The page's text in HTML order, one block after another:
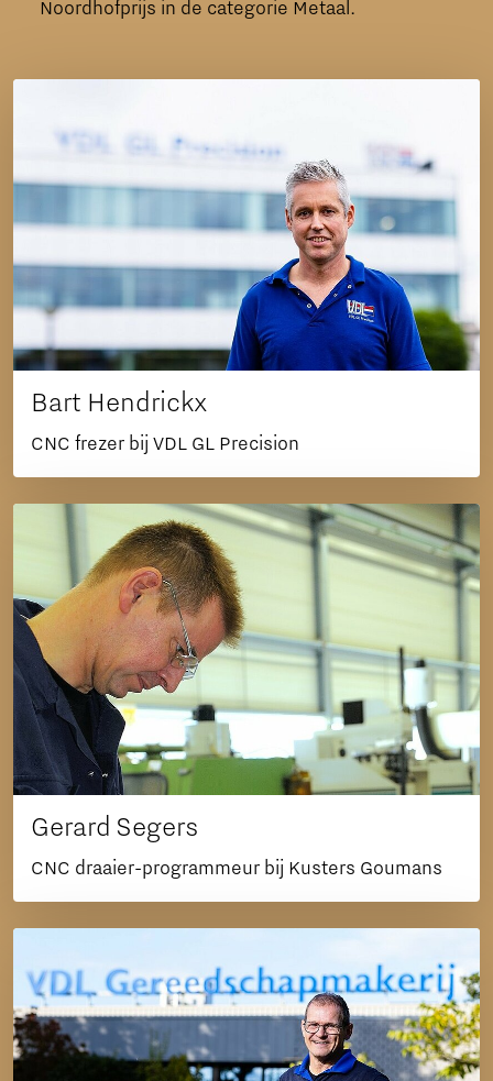
Noordhofprijs in de categorie Metaal.
Bart Hendrickx
CNC frezer bij VDL GL Precision
Gerard Segers
CNC draaier-programmeur bij Kusters Goumans